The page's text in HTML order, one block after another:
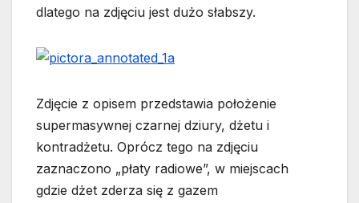
dlatego na zdjęciu jest dużo słabszy.
Zdjęcie z opisem przedstawia położenie
supermasywnej czarnej dziury, dżetu i
kontradżetu. Oprócz tego na zdjęciu
zaznaczono „płaty radiowe”, w miejscach
gdzie dżet zderza się z gazem